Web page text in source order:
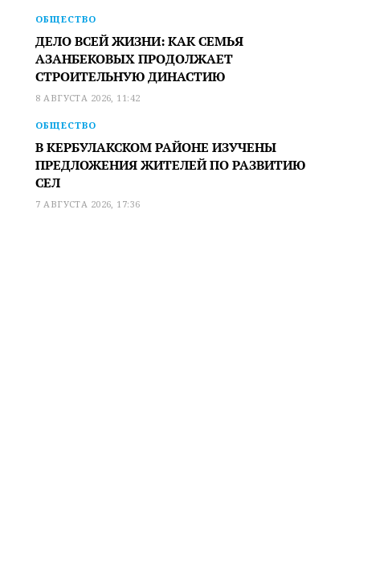
ОБЩЕСТВО
ДЕЛО ВСЕЙ ЖИЗНИ: КАК СЕМЬЯ
АЗАНБЕКОВЫХ ПРОДОЛЖАЕТ
СТРОИТЕЛЬНУЮ ДИНАСТИЮ
8 АВГУСТА 2026, 11:42
ОБЩЕСТВО
В КЕРБУЛАКСКОМ РАЙОНЕ ИЗУЧЕНЫ
ПРЕДЛОЖЕНИЯ ЖИТЕЛЕЙ ПО РАЗВИТИЮ
СЕЛ
7 АВГУСТА 2026, 17:36